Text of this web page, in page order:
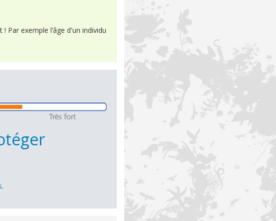
Par exemple l’âge d'un individu
.